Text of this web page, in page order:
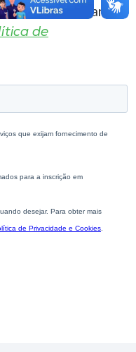
momento. Para
de